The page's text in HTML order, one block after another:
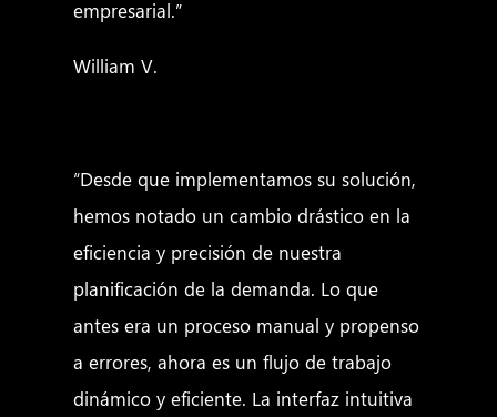
empresarial.”
William V.
“Desde que implementamos su solución,
hemos notado un cambio drástico en la
eficiencia y precisión de nuestra
planificación de la demanda. Lo que
antes era un proceso manual y propenso
a errores, ahora es un flujo de trabajo
dinámico y eficiente. La interfaz intuitiva